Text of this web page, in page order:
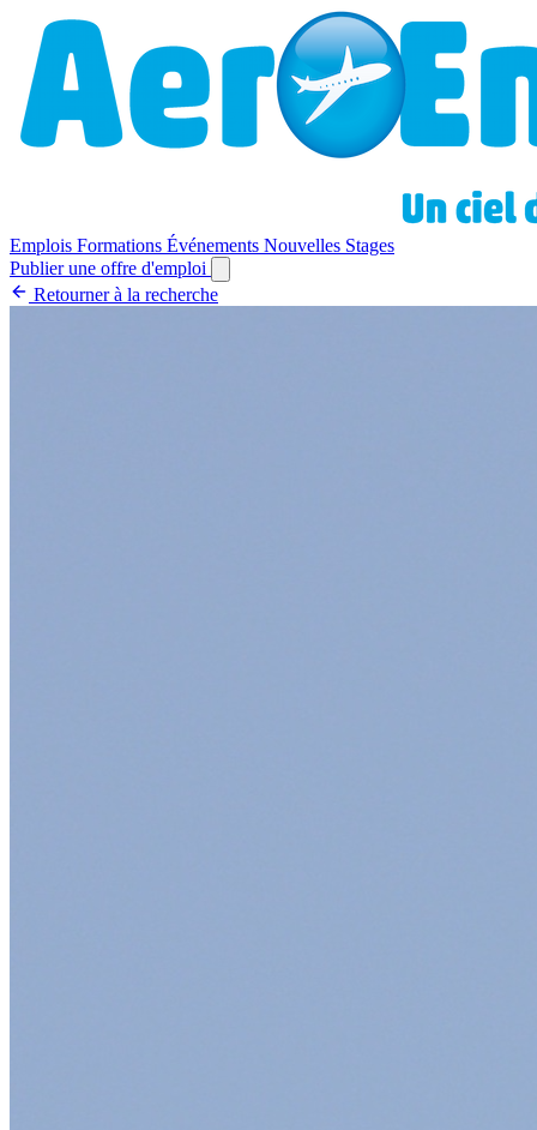
Emplois Formations Événements Nouvelles Stages
Publier une offre d'emploi
Retourner à la recherche